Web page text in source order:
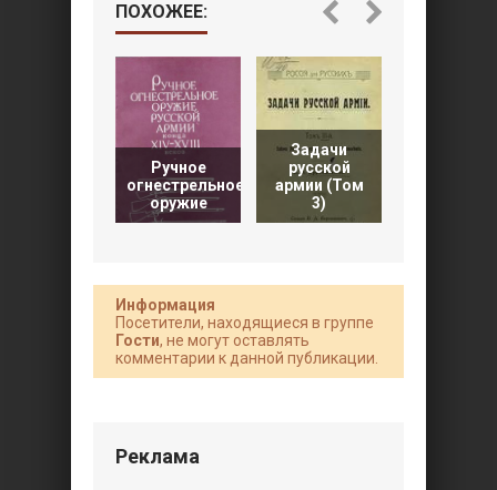
ПОХОЖЕЕ:
Ручное
огнестрельное
оружие
Задачи
русской
армии (Том
3)
Информация
Посетители, находящиеся в группе
Гости, не могут оставлять
комментарии к данной публикации.
Реклама